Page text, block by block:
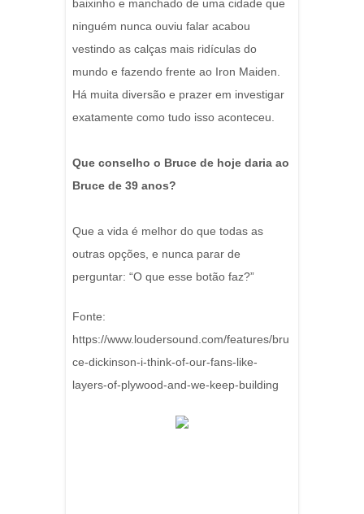
baixinho e manchado de uma cidade que
ninguém nunca ouviu falar acabou
vestindo as calças mais ridículas do
mundo e fazendo frente ao Iron Maiden.
Há muita diversão e prazer em investigar
exatamente como tudo isso aconteceu.
Que conselho o Bruce de hoje daria ao
Bruce de 39 anos?
Que a vida é melhor do que todas as
outras opções, e nunca parar de
perguntar: “O que esse botão faz?”
Fonte:
https://www.loudersound.com/features/bru
ce-dickinson-i-think-of-our-fans-like-
layers-of-plywood-and-we-keep-building